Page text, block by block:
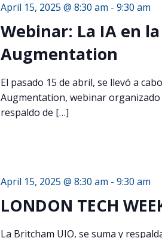
April 15, 2025 @ 8:30 am - 9:30 am
Webinar: La IA en
Augmentation
El pasado 15 de abril, se llevó a
Augmentation, webinar
respaldo de […]
April 15, 2025 @ 8:30 am - 9:30 am
LONDON TECH
La Britcham UIO, se suma y